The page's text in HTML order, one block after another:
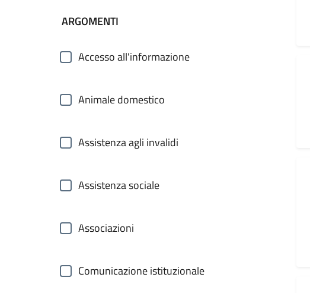
ARGOMENTI
Accesso all'informazione
Animale domestico
Assistenza agli invalidi
Assistenza sociale
Associazioni
Comunicazione istituzionale